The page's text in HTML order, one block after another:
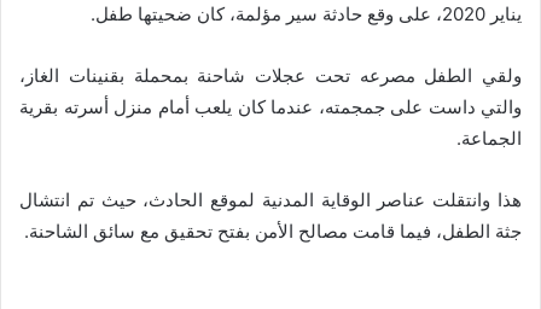
يناير 2020، على وقع حادثة سير مؤلمة، كان ضحيتها طفل.
ولقي الطفل مصرعه تحت عجلات شاحنة بمحملة بقنينات الغاز،
والتي داست على جمجمته، عندما كان يلعب أمام منزل أسرته بقرية
الجماعة.
هذا وانتقلت عناصر الوقاية المدنية لموقع الحادث، حيث تم انتشال
جثة الطفل، فيما قامت مصالح الأمن بفتح تحقيق مع سائق الشاحنة.